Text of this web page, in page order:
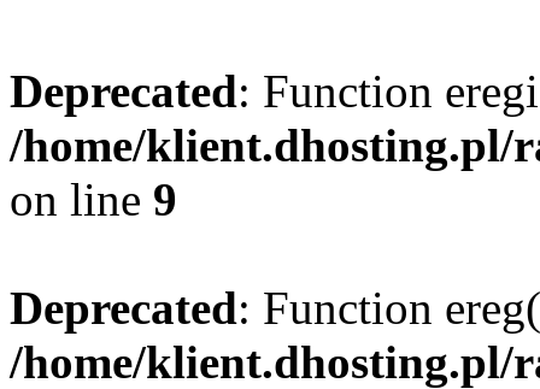
Deprecated: Function
/home/klient.dhosting.pl/
on line 9
Deprecated: Function
/home/klient.dhosting.pl/